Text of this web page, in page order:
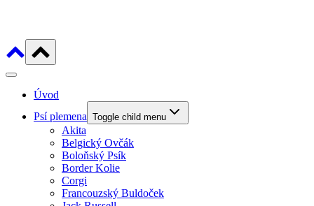
Úvod
Psí plemena Toggle child menu
Akita
Belgický Ovčák
Boloňský Psík
Border Kolie
Corgi
Francouzský Buldoček